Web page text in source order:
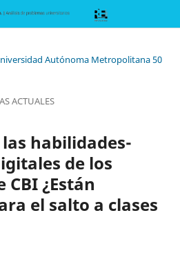
Autónoma Metropolitana 50
ACTUALES
habilidades-
de los
¿Están
el salto a clases